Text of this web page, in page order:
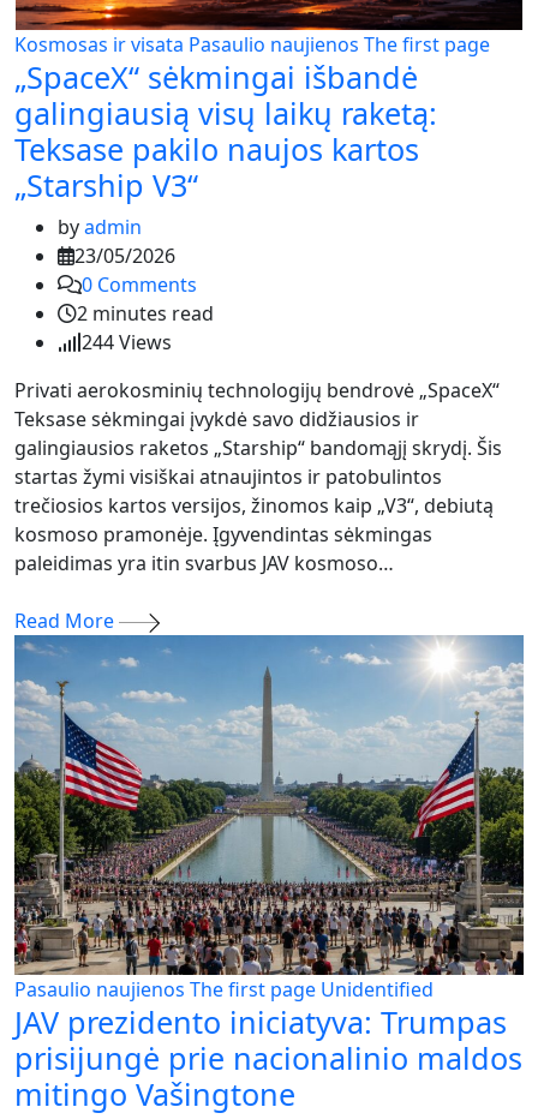
Kosmosas ir visata Pasaulio naujienos The first page
„SpaceX“ sėkmingai išbandė
galingiausią visų laikų raketą:
Teksase pakilo naujos kartos
„Starship V3“
byadmin
23/05/2026
0 Comments
2 minutes read
244Views
Privati aerokosminių technologijų bendrovė „SpaceX“
Teksase sėkmingai įvykdė savo didžiausios ir
galingiausios raketos „Starship“ bandomąjį skrydį. Šis
startas žymi visiškai atnaujintos ir patobulintos
trečiosios kartos versijos, žinomos kaip „V3“, debiutą
kosmoso pramonėje. Įgyvendintas sėkmingas
paleidimas yra itin svarbus JAV kosmoso…
Read More
Pasaulio naujienos The first page Unidentified
JAV prezidento iniciatyva: Trumpas
prisijungė prie nacionalinio maldos
mitingo Vašingtone